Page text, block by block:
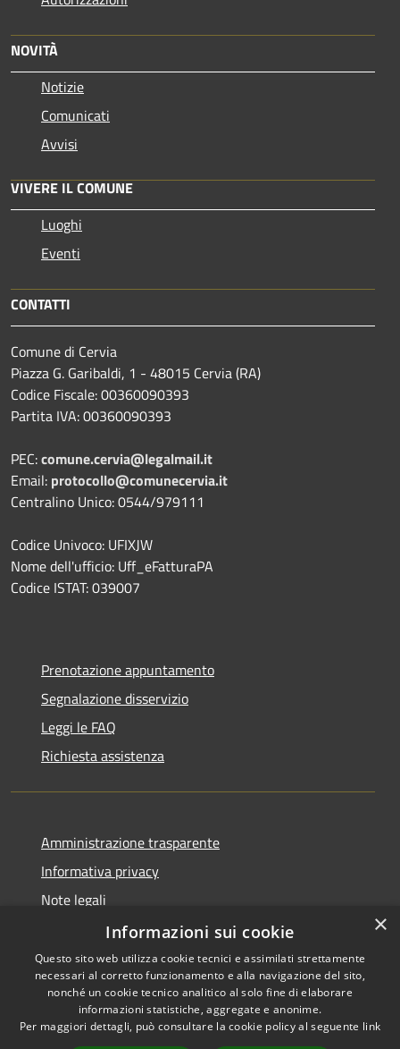
NOVITÀ
Notizie
Comunicati
Avvisi
VIVERE IL COMUNE
Luoghi
Eventi
CONTATTI
Comune di Cervia
Piazza G. Garibaldi, 1 - 48015 Cervia (RA)
Codice Fiscale: 00360090393
Partita IVA: 00360090393
PEC:comune.cervia@legalmail.it
Email: protocollo@comunecervia.it
Centralino Unico: 0544/979111
Codice Univoco: UFIXJW
Nome dell'ufficio: Uff_eFatturaPA
Codice ISTAT: 039007
Prenotazione appuntamento
Segnalazione disservizio
Leggi le FAQ
Richiesta assistenza
Amministrazione trasparente
Informativa privacy
Note legali
Dichiarazione di accessibilità
RSS
Accessibilità
Copyright © 2026 • Comune di
×
Informazioni sui cookie
Questo sito web utilizza cookie tecnici e assimilati strettamente
necessari al corretto funzionamento e alla navigazione del sito,
nonché un cookie tecnico analitico al solo fine di elaborare
informazioni statistiche, aggregate e anonime.
Per maggiori dettagli, può consultare la cookie policy al seguente link